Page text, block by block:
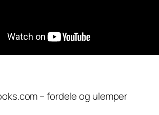
– fordele og ulemper